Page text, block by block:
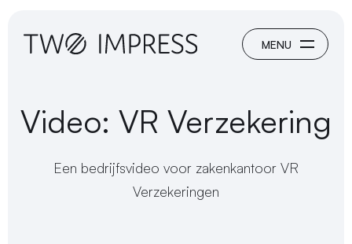
Video: VR Verzekering
Een bedrijfsvideo voor zakenkantoor VR
Verzekeringen